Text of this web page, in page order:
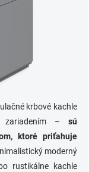
krbové kachle
zariadením – sú
ktoré priťahuje
moderný
rustikálne kachle